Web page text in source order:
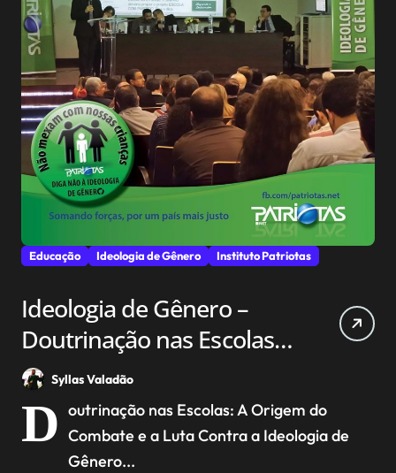
Educação Ideologia de Gênero Instituto Patriotas
Ideologia de Gênero –
Doutrinação nas Escolas,
A Origem do Combate
Contra essa Ideologia
Syllas Valadão
D outrinação nas Escolas: A Origem do
Combate e a Luta Contra a Ideologia de
Gênero...